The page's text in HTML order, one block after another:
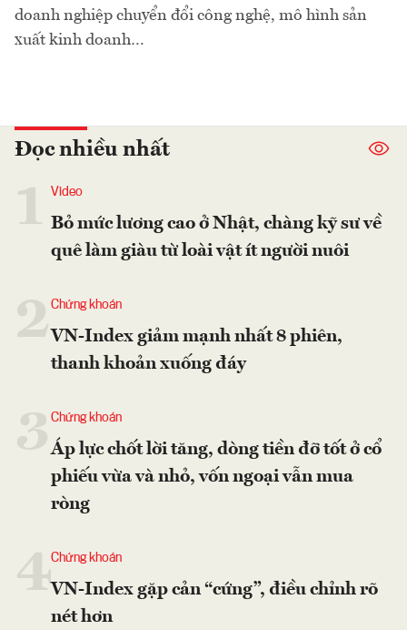
doanh nghiệp chuyển đổi công nghệ, mô hình sản
xuất kinh doanh…
Đọc nhiều nhất
Video
Bỏ mức lương cao ở Nhật, chàng kỹ sư về
quê làm giàu từ loài vật ít người nuôi
2Chứng khoán
VN-Index giảm mạnh nhất 8 phiên,
thanh khoản xuống đáy
Chứng khoán
Áp lực chốt lời tăng, dòng tiền đỡ tốt ở cổ
phiếu vừa và nhỏ, vốn ngoại vẫn mua
ròng
4Chứng khoán
VN-Index gặp cản “cứng”, điều chỉnh rõ
nét hơn